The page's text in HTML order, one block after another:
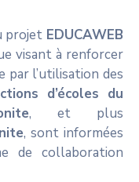
projet EDUCAWEB
visant à renforcer
par l’utilisation des
d’écoles du
, et plus
, sont informées
de collaboration